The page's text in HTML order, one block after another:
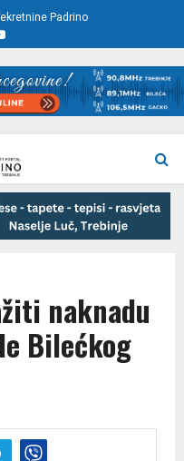
Padrino
Youtube
naknadu
Bilećkog